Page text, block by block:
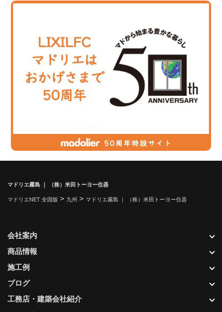
マドリエ霧島 ｜ （株）米田トーヨー住器
マドリエNET 全国版 > 九州 > マドリエ霧島 ｜ （株）米田トーヨー住器
会社案内
商品情報
施工例
ブログ
工務店・建築会社紹介